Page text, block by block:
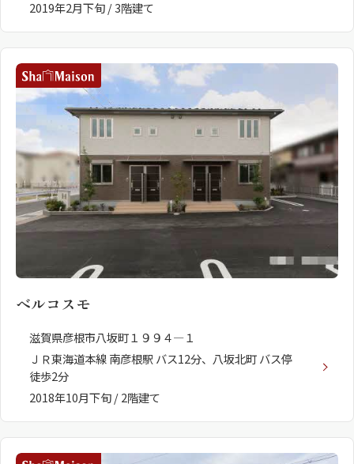
2019年2月下旬 / 3階建て
ベルコスモ
滋賀県彦根市八坂町１９９４―１
ＪＲ東海道本線 南彦根駅 バス12分、八坂北町 バス停
徒歩2分
2018年10月下旬 / 2階建て